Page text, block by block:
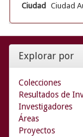
Ciudad
Ciudad
Explorar por
Colecciones
Resultados de
Investigadores
Áreas
Proyectos